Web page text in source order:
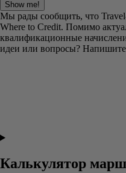
Мы рады сообщить, что
Where to Credit. Помимо
найдёте квалификационные
программ. Есть идеи или
feedback@wheretocredit.com.
Калькулятор